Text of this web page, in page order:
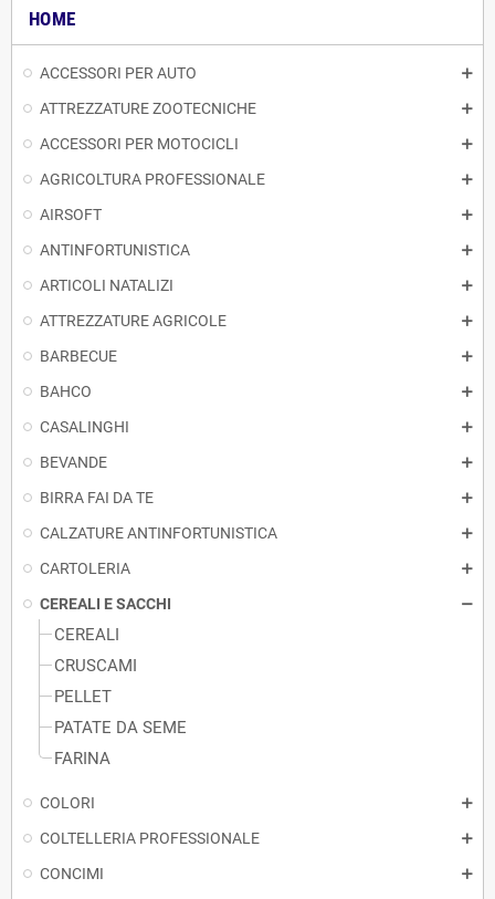
HOME
ACCESSORI PER AUTO
ATTREZZATURE ZOOTECNICHE
ACCESSORI PER MOTOCICLI
AGRICOLTURA PROFESSIONALE
AIRSOFT
ANTINFORTUNISTICA
ARTICOLI NATALIZI
ATTREZZATURE AGRICOLE
BARBECUE
BAHCO
CASALINGHI
BEVANDE
BIRRA FAI DA TE
CALZATURE ANTINFORTUNISTICA
CARTOLERIA
CEREALI E SACCHI
CEREALI
CRUSCAMI
PELLET
PATATE DA SEME
FARINA
COLORI
COLTELLERIA PROFESSIONALE
CONCIMI